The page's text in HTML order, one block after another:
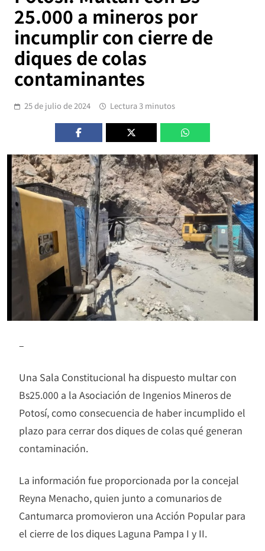
25.000 a mineros por
incumplir con cierre de
diques de colas
contaminantes
25 de julio de 2024 Lectura 3 minutos
–
Una Sala Constitucional ha dispuesto multar con
Bs25.000 a la Asociación de Ingenios Mineros de
Potosí, como consecuencia de haber incumplido el
plazo para cerrar dos diques de colas qué generan
contaminación.
La información fue proporcionada por la concejal
Reyna Menacho, quien junto a comunarios de
Cantumarca promovieron una Acción Popular para
el cierre de los diques Laguna Pampa I y II.